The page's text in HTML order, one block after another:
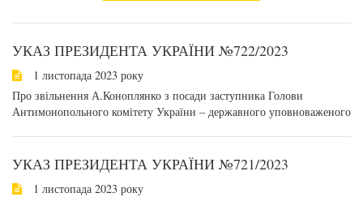
УКАЗ ПРЕЗИДЕНТА УКРАЇНИ №722/2023
1 листопада 2023 року
Про звільнення А.Коноплянко з посади заступника Голови
Антимонопольного комітету України – державного уповноваженого
УКАЗ ПРЕЗИДЕНТА УКРАЇНИ №721/2023
1 листопада 2023 року